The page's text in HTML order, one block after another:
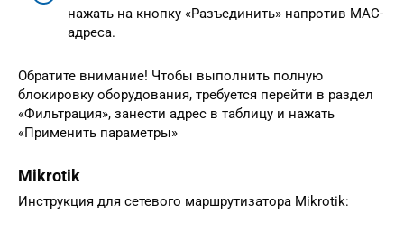
нажать на кнопку «Разъединить» напротив MAC-
адреса.
Обратите внимание! Чтобы выполнить полную
блокировку оборудования, требуется перейти в раздел
«Фильтрация», занести адрес в таблицу и нажать
«Применить параметры»
Mikrotik
Инструкция для сетевого маршрутизатора Mikrotik: